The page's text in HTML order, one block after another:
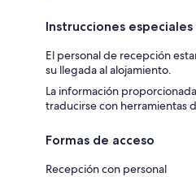
Instrucciones
El personal de recepción
su llegada al alojamiento.
La información
traducirse con herramientas
Formas de acceso
Recepción con personal